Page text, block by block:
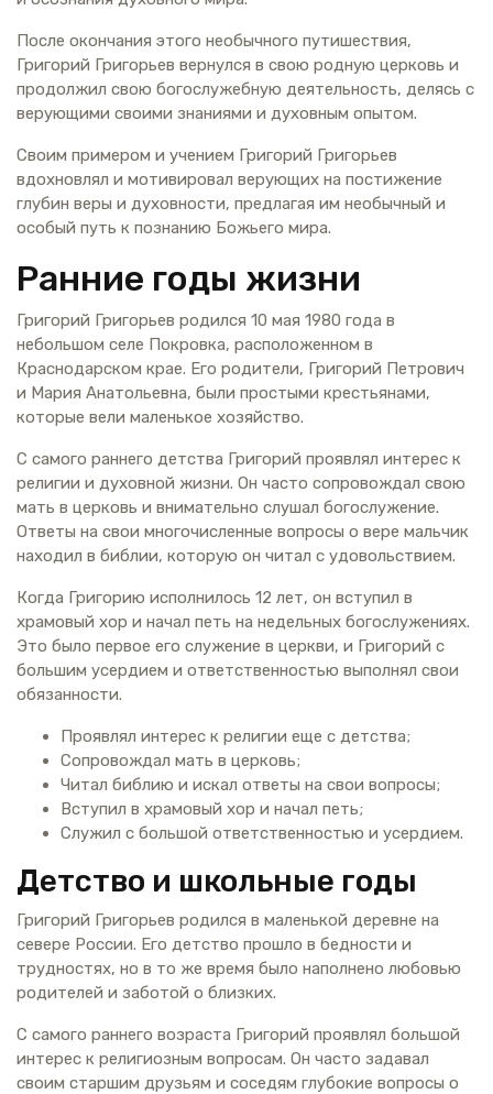
После окончания этого необычного путишествия,
Григорий Григорьев вернулся в свою родную церковь и
продолжил свою богослужебную деятельность, делясь с
верующими своими знаниями и духовным опытом.
Своим примером и учением Григорий Григорьев
вдохновлял и мотивировал верующих на постижение
глубин веры и духовности, предлагая им необычный и
особый путь к познанию Божьего мира.
Ранние годы жизни
Григорий Григорьев родился 10 мая 1980 года в
небольшом селе Покровка, расположенном в
Краснодарском крае. Его родители, Григорий Петрович
и Мария Анатольевна, были простыми крестьянами,
которые вели маленькое хозяйство.
С самого раннего детства Григорий проявлял интерес к
религии и духовной жизни. Он часто сопровождал свою
мать в церковь и внимательно слушал богослужение.
Ответы на свои многочисленные вопросы о вере мальчик
находил в библии, которую он читал с удовольствием.
Когда Григорию исполнилось 12 лет, он вступил в
храмовый хор и начал петь на недельных богослужениях.
Это было первое его служение в церкви, и Григорий с
большим усердием и ответственностью выполнял свои
обязанности.
Проявлял интерес к религии еще с детства;
Сопровождал мать в церковь;
Читал библию и искал ответы на свои вопросы;
Вступил в храмовый хор и начал петь;
Служил с большой ответственностью и усердием.
Детство и школьные годы
Григорий Григорьев родился в маленькой деревне на
севере России. Его детство прошло в бедности и
трудностях, но в то же время было наполнено любовью
родителей и заботой о близких.
С самого раннего возраста Григорий проявлял большой
интерес к религиозным вопросам. Он часто задавал
своим старшим друзьям и соседям глубокие вопросы о